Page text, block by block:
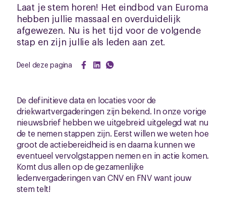
Laat je stem horen! Het eindbod van Euroma
hebben jullie massaal en overduidelijk
afgewezen. Nu is het tijd voor de volgende
stap en zijn jullie als leden aan zet.
Deel deze pagina
De definitieve data en locaties voor de
driekwartvergaderingen zijn bekend. In onze vorige
nieuwsbrief hebben we uitgebreid uitgelegd wat nu
de te nemen stappen zijn. Eerst willen we weten hoe
groot de actiebereidheid is en daarna kunnen we
eventueel vervolgstappen nemen en in actie komen.
Komt dus allen op de gezamenlijke
ledenvergaderingen van CNV en FNV want jouw
stem telt!